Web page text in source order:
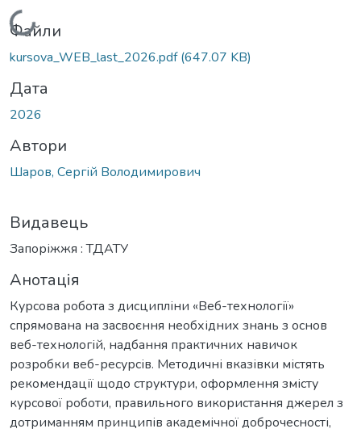
Вантажиться...
Файли
kursova_WEB_last_2026.pdf(647.07 KB)
Дата
2026
Автори
Шаров, Сергій Володимирович
Видавець
Запоріжжя : ТДАТУ
Анотація
Курсова робота з дисципліни «Веб-технології»
спрямована на засвоєння необхідних знань з основ
веб-технологій, надбання практичних навичок
розробки веб-ресурсів. Методичні вказівки містять
рекомендації щодо структури, оформлення змісту
курсової роботи, правильного використання джерел з
дотриманням принципів академічної доброчесності,